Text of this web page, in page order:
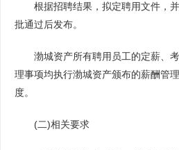
根据招聘结果，拟定聘用文件，并
批通过后发布。
渤城资产所有聘用员工的定薪、考
理事项均执行渤城资产颁布的薪酬管
度。
(二)相关要求